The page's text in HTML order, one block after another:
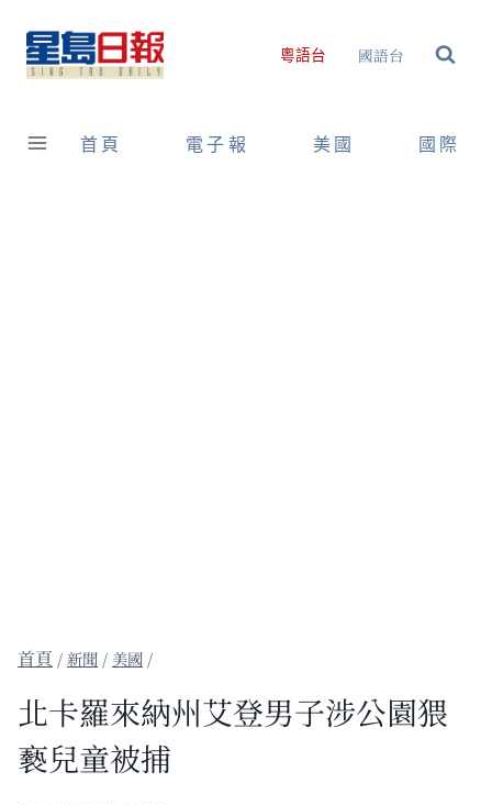
content
粵語台 國語台
首頁 電子報 美國 國際
/新聞 / 美國 /
北卡羅來納州艾登男子涉公園猥
褻兒童被捕